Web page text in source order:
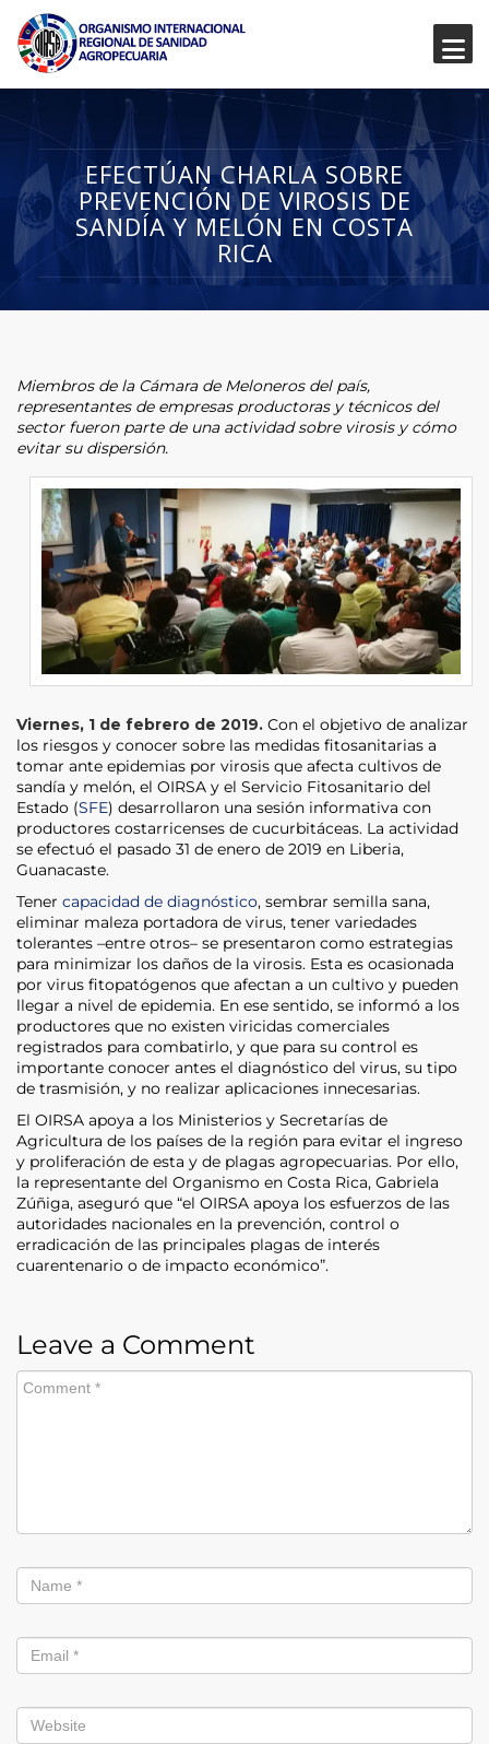
EFECTÚAN CHARLA SOBRE
PREVENCIÓN DE VIROSIS DE
SANDÍA Y MELÓN EN COSTA
RICA
Miembros de la Cámara de Meloneros del país,
representantes de empresas productoras y técnicos del
sector fueron parte de una actividad sobre virosis y cómo
evitar su dispersión.
Viernes, 1 de febrero de 2019. Con el objetivo de analizar
los riesgos y conocer sobre las medidas fitosanitarias a
tomar ante epidemias por virosis que afecta cultivos de
sandía y melón, el OIRSA y el Servicio Fitosanitario del
Estado (SFE) desarrollaron una sesión informativa con
productores costarricenses de cucurbitáceas. La actividad
se efectuó el pasado 31 de enero de 2019 en Liberia,
Guanacaste.
Tener capacidad de diagnóstico, sembrar semilla sana,
eliminar maleza portadora de virus, tener variedades
tolerantes –entre otros– se presentaron como estrategias
para minimizar los daños de la virosis. Esta es ocasionada
por virus fitopatógenos que afectan a un cultivo y pueden
llegar a nivel de epidemia. En ese sentido, se informó a los
productores que no existen viricidas comerciales
registrados para combatirlo, y que para su control es
importante conocer antes el diagnóstico del virus, su tipo
de trasmisión, y no realizar aplicaciones innecesarias.
El OIRSA apoya a los Ministerios y Secretarías de
Agricultura de los países de la región para evitar el ingreso
y proliferación de esta y de plagas agropecuarias. Por ello,
la representante del Organismo en Costa Rica, Gabriela
Zúñiga, aseguró que “el OIRSA apoya los esfuerzos de las
autoridades nacionales en la prevención, control o
erradicación de las principales plagas de interés
cuarentenario o de impacto económico”.
Leave a Comment